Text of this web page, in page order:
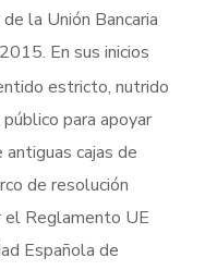
la Unión Bancaria
En sus inicios
estricto, nutrido
para apoyar
cajas de
de resolución
Reglamento UE
Española de